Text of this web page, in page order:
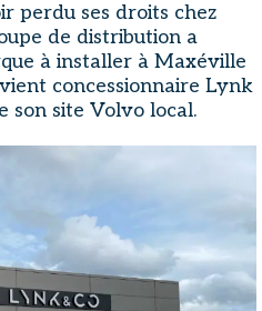
perdu ses droits chez
de distribution a
à installer à Maxéville
concessionnaire Lynk
son site Volvo local.